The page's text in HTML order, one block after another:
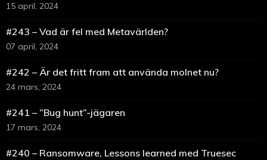
15 april, 2024
#243 – Vad är fel med Metavärlden?
07 april, 2024
#242 – Är det fritt fram att använda molnet nu?
24 mars, 2024
#241 – ”Bug hunt”-jägaren
17 mars, 2024
#240 – Ransomware, Lessons learned med Truesec